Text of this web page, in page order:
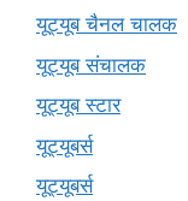
यूट्यूब चैनल चालक
यूट्यूब संचालक
यूट्यूब स्टार
यूट्यूबर्स
यूट्‍यूबर्स